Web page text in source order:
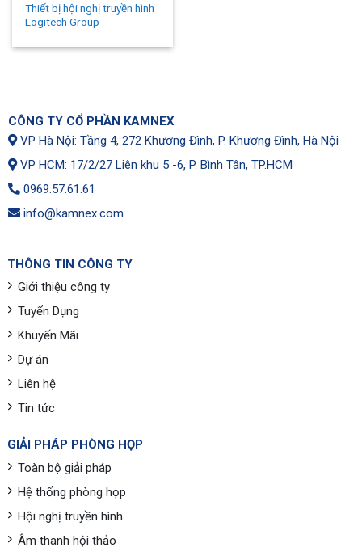
Thiết bị hội nghị truyền hình
Logitech Group
CÔNG TY CỔ PHẦN KAMNEX
VP Hà Nội: Tầng 4, 272 Khương Đình, P. Khương Đình, Hà Nội
VP HCM: 17/2/27 Liên khu 5 -6, P. Bình Tân, TP.HCM
0969.57.61.61
info@kamnex.com
THÔNG TIN CÔNG TY
Giới thiệu công ty
Tuyển Dụng
Khuyến Mãi
Dự án
Liên hệ
Tin tức
GIẢI PHÁP PHÒNG HỌP
Toàn bộ giải pháp
Hệ thống phòng họp
Hội nghị truyền hình
Âm thanh hội thảo